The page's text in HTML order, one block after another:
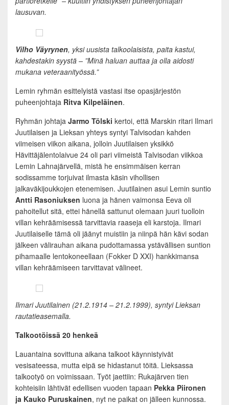
lausuvan.
Vilho Väyrynen, yksi uusista talkoolaisista, paita kastui,
kahdestakin syystä – ”Minä haluan auttaa ja olla aidosti
mukana veteraanityössä.”
Lemin ryhmän esittelyistä vastasi itse opasjärjestön
puheenjohtaja Ritva Kilpeläinen.
Ryhmän johtaja Jarmo Tölski kertoi, että Marskin ritari Ilmari
Juutilaisen ja Lieksan yhteys syntyi Talvisodan kahden
viimeisen viikon aikana, jolloin Juutilaisen yksikkö
Hävittäjälentolaivue 24 oli pari viimeistä Talvisodan viikkoa
Lemin Lahnajärvellä, mistä he ensimmäisen kerran
sodissamme torjuivat ilmasta käsin vihollisen
jalkaväkijoukkojen etenemisen. Juutilainen asui Lemin suntio
Antti Rasoniuksen luona ja hänen vaimonsa Eeva oli
pahoitellut sitä, ettei hänellä sattunut olemaan juuri tuolloin
villan kehräämisessä tarvittavia raaseja eli karstoja. Ilmari
Juutilaiselle tämä oli jäänyt muistiin ja niinpä hän kävi sodan
jälkeen välirauhan aikana pudottamassa ystävällisen suntion
pihamaalle lentokoneellaan (Fokker D XXI) hankkimansa
villan kehräämiseen tarvittavat välineet.
Ilmari Juutilainen (21.2.1914 – 21.2.1999), syntyi Lieksan
rautatieasemalla.
Talkootöissä 20 henkeä
Lauantaina sovittuna aikana talkoot käynnistyivät
vesisateessa, mutta eipä se hidastanut töitä. Lieksassa
talkootyö on voimissaan. Työt jaettiin: Rukajärven tien
kohteisiin lähtivät edellisen vuoden tapaan Pekka Piironen
ja Kauko Puruskainen, nyt ne paikat on jälleen kunnossa.